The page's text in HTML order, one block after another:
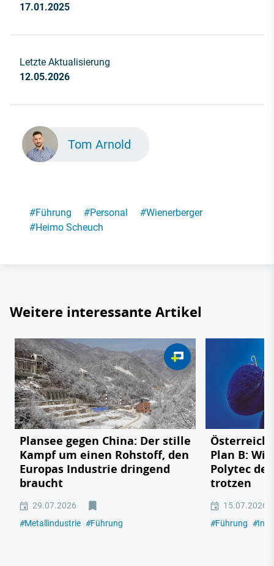
17.01.2025
Letzte Aktualisierung
12.05.2026
Tom Arnold
#Führung #Personal #Wienerberger
#Heimo Scheuch
Weitere interessante Artikel
Plansee gegen China: Der stille
Kampf um einen Rohstoff, den
Europas Industrie dringend
braucht
29.07.2026
#Metallindustrie #Führung
Plan B:
Polytec
trotzen
15.07.2026
#Führung #